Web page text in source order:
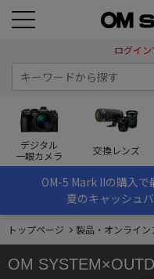
ログイン
デジタル
一眼カメラ
交換レンズ
OM-5 Mark IIの購入で
夏のキャッシュ
トップページ 製品・オンライン
OM